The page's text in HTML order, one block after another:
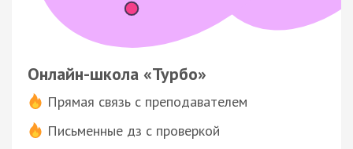
Онлайн-школа «Турбо»
Прямая связь с преподавателем
Письменные дз с проверкой